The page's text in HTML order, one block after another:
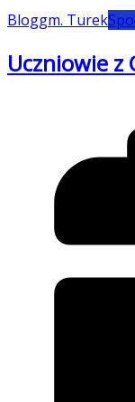
Bloggm. Turek
Uczniowie z